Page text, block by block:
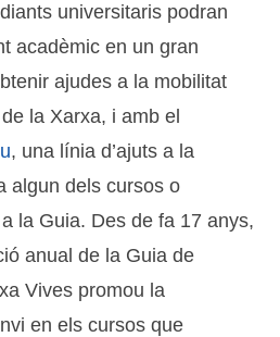
universitaris podran
acadèmic en un gran
ajudes a la mobilitat
la Xarxa, i amb el
, una línia d’ajuts a la
algun dels cursos o
la Guia. Des de fa 17 anys,
anual de la Guia de
Vives promou la
en els cursos que